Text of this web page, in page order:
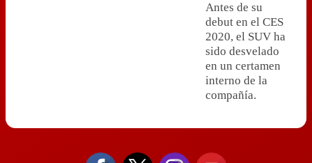
Antes de su
debut en el CES
2020, el SUV ha
sido desvelado
en un certamen
interno de la
compañía.